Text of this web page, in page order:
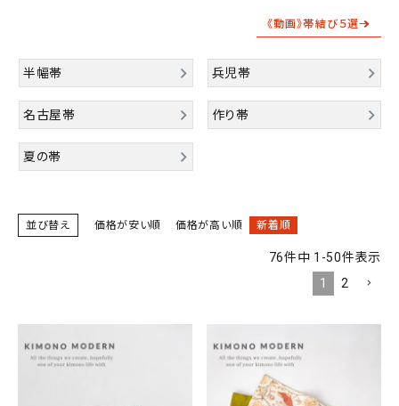
《動画》帯結び５選→
半幅帯 兵児帯
名古屋帯 作り帯
夏の帯
並び替え 価格が安い順 価格が高い順 新着順
76件中 1 -50件表示
1
2